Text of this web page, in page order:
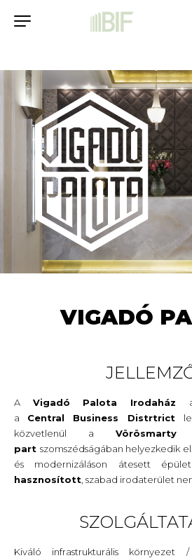
VIGADÓ
A Vigadó Palota Irodaház
a Central Business Distrtrict
közvetlenül a
part szomszédságában helyezkedik
és modernizáláson átesett
hasznosított , szabad irodaterület
Kiváló infrastrukturális környezet